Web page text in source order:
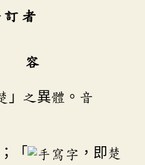
訂 者
容
」之異體。音
「
，即楚